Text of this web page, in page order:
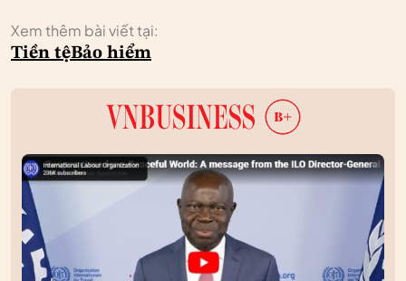
Xem thêm bài viết tại:
Tiền tệBảo hiểm